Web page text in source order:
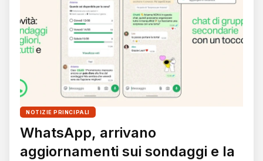
NOTIZIE PRINCIPALI
WhatsApp, arrivano
aggiornamenti sui sondaggi e la